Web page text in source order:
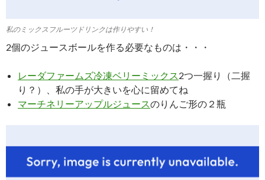
私のミックスフルーツドリンクは作りやすい！
2個のジュースボールを作る必要なものは・・・
レーダファームズ冷凍ベリーミックス2つ一握り（二握
り？）、私の手が大きいを心に留めてね
マーチネリーアップルジュースのりんご形の２瓶